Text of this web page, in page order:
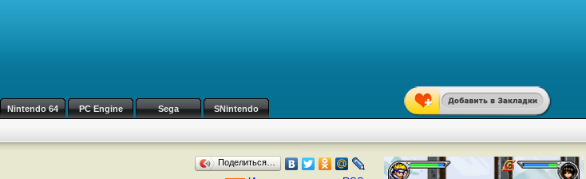
Nintendo 64 PC Engine Sega SNintendo
Поделиться…